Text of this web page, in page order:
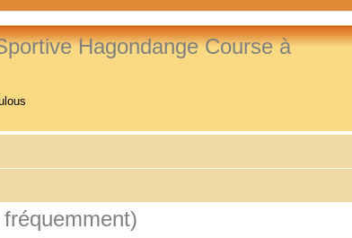
Hagondange Course à